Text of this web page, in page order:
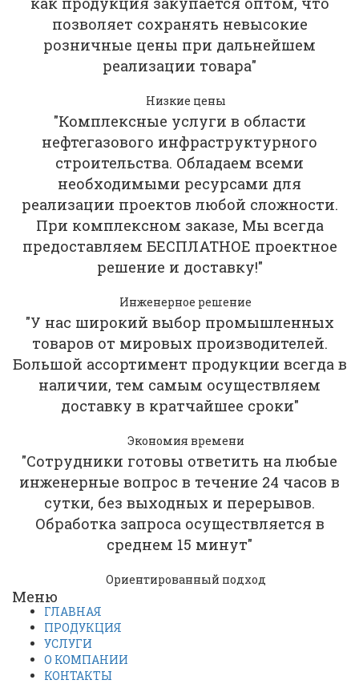
позволяет сохранять невысокие
розничные цены при дальнейшем
реализации товара"
Низкие цены
"Комплексные услуги в области
нефтегазового инфраструктурного
строительства. Обладаем всеми
необходимыми ресурсами для
реализации проектов любой сложности.
При комплексном заказе, Мы всегда
предоставляем БЕСПЛАТНОЕ проектное
решение и доставку!"
Инженерное решение
"У нас широкий выбор промышленных
товаров от мировых производителей.
Большой ассортимент продукции всегда в
наличии, тем самым осуществляем
доставку в кратчайшее сроки"
Экономия времени
"Сотрудники готовы ответить на любые
инженерные вопрос в течение 24 часов в
сутки, без выходных и перерывов.
Обработка запроса осуществляется в
среднем 15 минут"
Ориентированный подход
Меню
ГЛАВНАЯ
ПРОДУКЦИЯ
УСЛУГИ
О КОМПАНИИ
КОНТАКТЫ